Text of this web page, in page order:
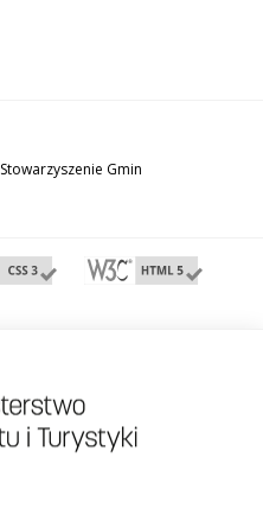
Stowarzyszenie Gmin